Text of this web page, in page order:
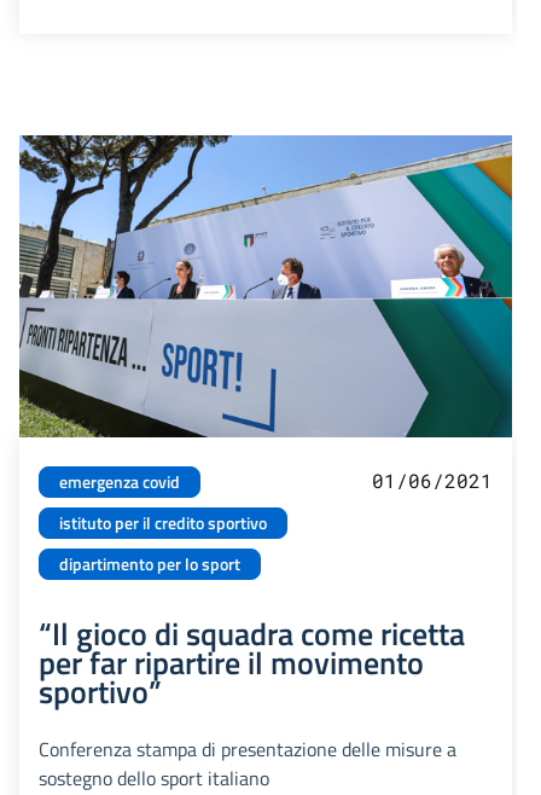
emergenza covid
istituto per il credito sportivo
dipartimento per lo sport
01/06/2021
“Il gioco di squadra come ricetta
per far ripartire il movimento
sportivo”
Conferenza stampa di presentazione delle misure a
sostegno dello sport italiano